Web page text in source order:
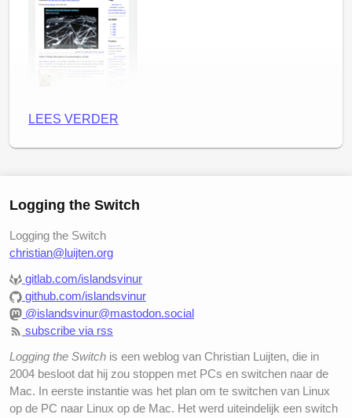
Via
LEES VERDER
Logging the Switch
Logging the Switch
christian@luijten.org
gitlab.com/islandsvinur
github.com/islandsvinur
@islandsvinur@mastodon.social
subscribe via rss
Logging the Switch is een weblog van Christian Luijten, die in
2004 besloot dat hij zou stoppen met PCs en switchen naar de
Mac. In eerste instantie was het plan om te switchen van Linux
op de PC naar Linux op de Mac. Het werd uiteindelijk een switch